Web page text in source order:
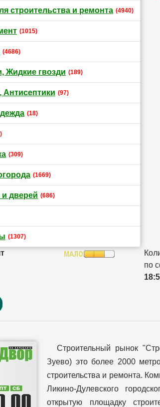
строительства и ремонта (4940)
(1015)
(4686)
Жидкие гвозди (189)
Антисептики (97)
(18)
(309)
(1669)
дверей (686)
(1307)
по
Строительный рынок
Зуево) это более 2000
строительства и ремонта.
Ликино-Дулевского
открытую площадку